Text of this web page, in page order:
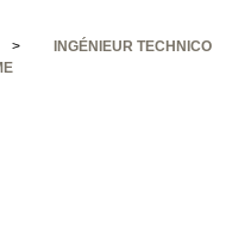
>
INGÉNIEUR TECHNICO